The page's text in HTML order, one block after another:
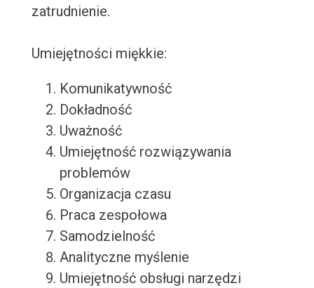
zatrudnienie.
Umiejętności miękkie:
Komunikatywność
Dokładność
Uważność
Umiejętność rozwiązywania
problemów
Organizacja czasu
Praca zespołowa
Samodzielność
Analityczne myślenie
Umiejętność obsługi narzędzi